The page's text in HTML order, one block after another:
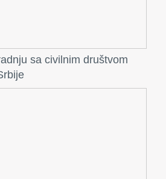
sa civilnim društvom